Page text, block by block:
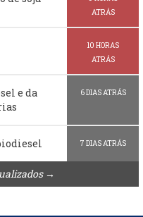
ATRÁS
10 HORAS
ATRÁS
e da
6 DIAS ATRÁS
7 DIAS ATRÁS
→